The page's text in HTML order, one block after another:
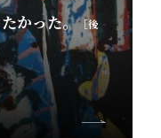
かった。［後